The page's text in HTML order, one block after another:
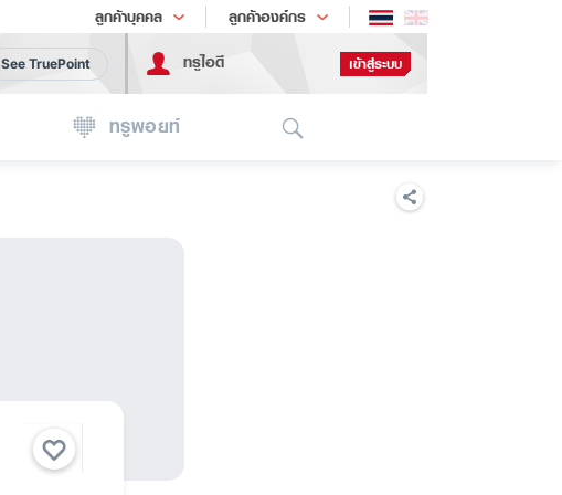
ลูกค้าบุคคล ลูกค้าองค์กร
เทรนด์เทคโนโลยี
See TruePoint ทรูไอดี เข้าสู่ระบบ
ทรูพอยท์